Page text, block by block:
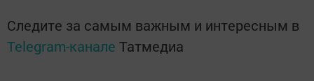
Следите за самым важным и интересным в
Telegram-канале Татмедиа